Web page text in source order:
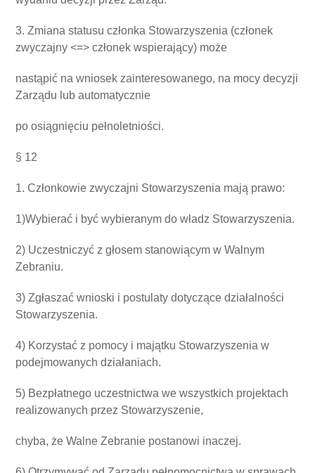
3. Zmiana statusu członka Stowarzyszenia (członek
zwyczajny <=> członek wspierający) może
nastąpić na wniosek zainteresowanego, na mocy decyzji
Zarządu lub automatycznie
po osiągnięciu pełnoletniości.
§ 12
1. Członkowie zwyczajni Stowarzyszenia mają prawo:
1)Wybierać i być wybieranym do władz Stowarzyszenia.
2) Uczestniczyć z głosem stanowiącym w Walnym
Zebraniu.
3) Zgłaszać wnioski i postulaty dotyczące działalności
Stowarzyszenia.
4) Korzystać z pomocy i majątku Stowarzyszenia w
podejmowanych działaniach.
5) Bezpłatnego uczestnictwa we wszystkich projektach
realizowanych przez Stowarzyszenie,
chyba, że Walne Zebranie postanowi inaczej.